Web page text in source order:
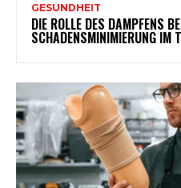
GESUNDHEIT
DIE ROLLE DES DAMPFENS
SCHADENSMINIMIERUNG IM